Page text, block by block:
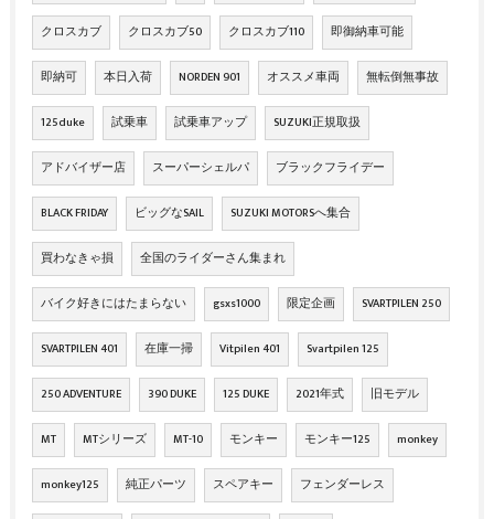
クロスカブ クロスカブ50 クロスカブ110 即御納車可能
即納可 本日入荷 NORDEN 901 オススメ車両 無転倒無事故
125duke 試乗車 試乗車アップ SUZUKI正規取扱
アドバイザー店 スーパーシェルパ ブラックフライデー
BLACK FRIDAY ビッグなSAIL SUZUKI MOTORSへ集合
買わなきゃ損 全国のライダーさん集まれ
バイク好きにはたまらない gsxs1000 限定企画 SVARTPILEN 250
SVARTPILEN 401 在庫一掃 Vitpilen 401 Svartpilen 125
250 ADVENTURE 390 DUKE 125 DUKE 2021年式 旧モデル
MT MTシリーズ MT-10 モンキー モンキー125 monkey
monkey125 純正パーツ スペアキー フェンダーレス